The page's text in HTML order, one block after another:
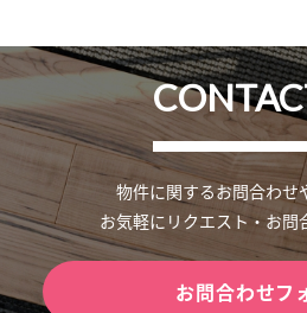
物件に関するお問合わせ
お気軽にリクエスト・お問
お問合わせフ